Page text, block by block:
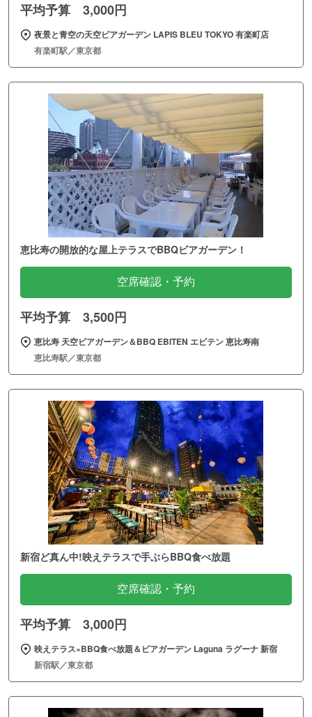
平均予算 3,000円
夜景と青空の天空ビアガーデン LAPIS BLEU TOKYO 有楽町店
有楽町駅／東京都
恵比寿の開放的な屋上テラスでBBQビアガーデン！
空席確認・予約
平均予算 3,500円
恵比寿 天空ビアガーデン＆BBQ EBITEN エビテン 恵比寿南
恵比寿駅／東京都
新宿ど真ん中!映えテラスで手ぶらBBQ食べ放題
空席確認・予約
平均予算 3,000円
映えテラス×BBQ食べ放題＆ビアガーデン Laguna ラグーナ 新宿
新宿駅／東京都